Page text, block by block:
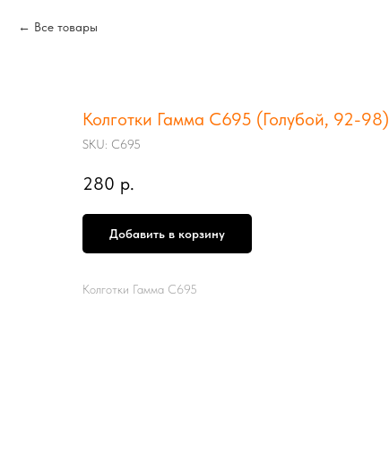
Все товары
Колготки Гамма С695 (Голубой, 92-98)
SKU: С695
280 р.
Добавить в корзину
Колготки Гамма С695